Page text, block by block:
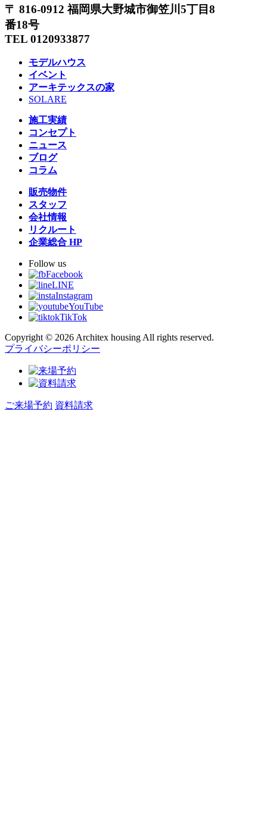
〒 816-0912 福岡県大野城市御笠川5丁目8
番18号
TEL 0120933877
モデルハウス
イベント
アーキテックスの家
SOLARE
施工実績
コンセプト
ニュース
ブログ
コラム
販売物件
スタッフ
会社情報
リクルート
企業総合 HP
Follow us
Facebook
LINE
Instagram
YouTube
TikTok
Copyright © 2026 Architex housing All rights reserved.
プライバシーポリシー
ご来場予約 資料請求